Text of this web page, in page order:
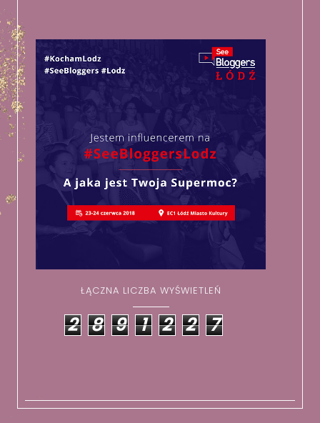
ŁĄCZNA LICZBA WYŚWIETLEŃ
2 8 9 1 2 2 7